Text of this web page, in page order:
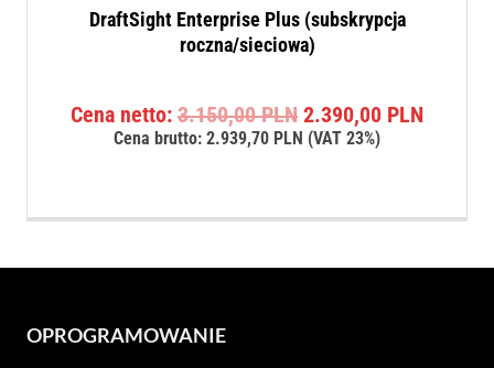
DraftSight Enterprise Plus (subskrypcja
roczna/sieciowa)
Cena netto:3.150,00PLN Pierwotna
cena
2.390,00 PLN
Cena brutto:2.939,70 PLN (VAT 23%)
OPROGRAMOWANIE